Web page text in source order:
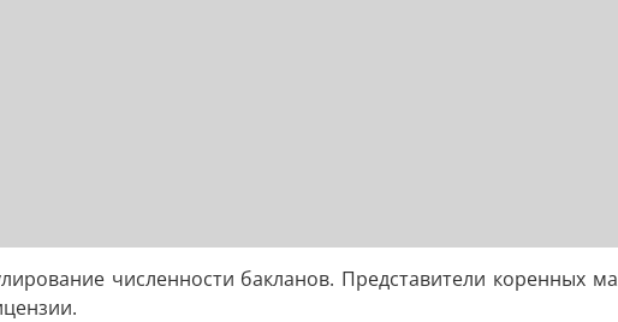
численности бакланов. Представители коренных